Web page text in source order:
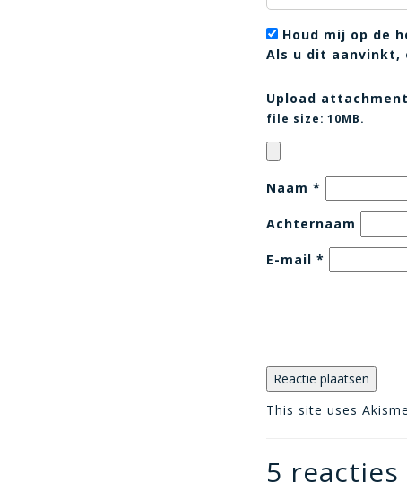
Houd mij op de
Als u dit aanvinkt,
Upload attachment
file size: 10MB.
Naam *
Achternaam
E-mail *
This site uses
5 reacties